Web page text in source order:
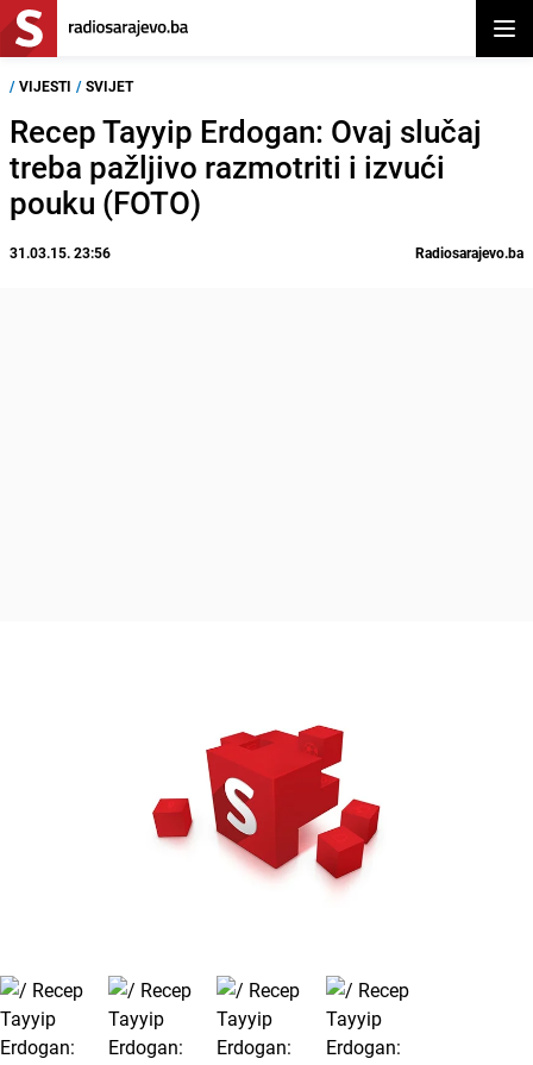
/ VIJESTI / SVIJET
Recep Tayyip Erdogan: Ovaj slučaj
treba pažljivo razmotriti i izvući
pouku (FOTO)
31.03.15. 23:56 Radiosarajevo.ba